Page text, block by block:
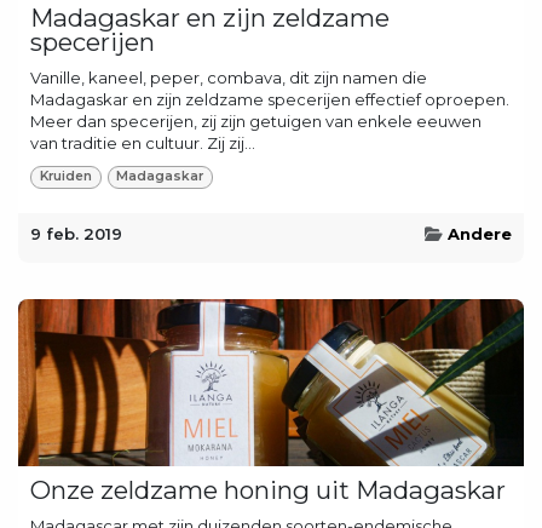
Madagaskar en zijn zeldzame
specerijen
Vanille, kaneel, peper, combava, dit zijn namen die
Madagaskar en zijn zeldzame specerijen effectief oproepen.
Meer dan specerijen, zij zijn getuigen van enkele eeuwen
van traditie en cultuur. Zij zij...
Kruiden Madagaskar
9 feb. 2019 Andere
Onze zeldzame honing uit Madagaskar